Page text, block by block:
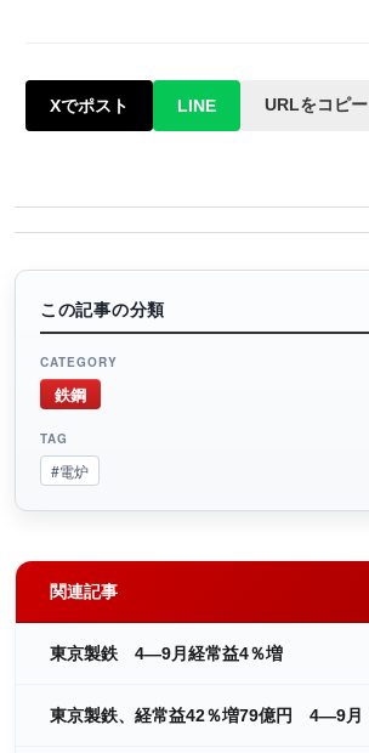
Xでポスト LINE URLをコピー
この記事の分類
CATEGORY
鉄鋼
TAG
#電炉
関連記事
東京製鉄 4―9月経常益4％増
東京製鉄、経常益42％増79億円 4―9月